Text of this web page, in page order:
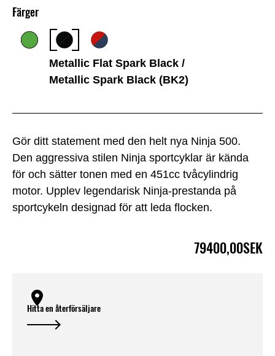
Gör ditt statement med den helt nya Ninja 500.
Den aggressiva stilen Ninja sportcyklar är kända
för och sätter tonen med en 451cc tvåcylindrig
motor. Upplev legendarisk Ninja-prestanda på
sportcykeln designad för att leda flocken.
79400,00SEK
Färger
Metallic Flat Spark Black /
Metallic Spark Black (BK2)
Hitta en återförsäljare